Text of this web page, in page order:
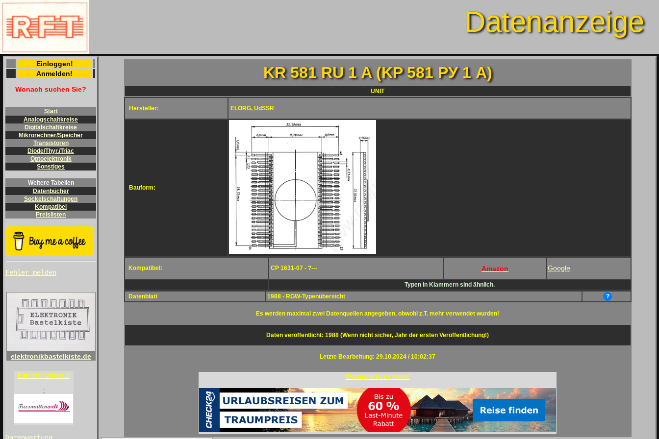
Datenanzeige
Einloggen!
Anmelden!
Wonach suchen Sie?
Start
Analogschaltkreise
Digitalschaltkreise
Mikrorechner/Speicher
Transistoren
Diode/Thyr./Triac
Optoelektronik
Sonstiges
Weitere Tabellen
Datenbücher
Sockelschaltungen
Kompatibel
Preislisten
Fehler melden
elektronikbastelkiste.de
Bitte hier abtreten!
;
KR 581 RU 1 A (KP 581 PУ 1 A)
UNIT
Hersteller: ELORG, UdSSR
Bauform:
Kompatibel: CP 1631-07 - ?--- Amazon Google
Typen in Klammern sind ähnlich.
Datenblatt
1988 - RGW-Typenübersicht ?
Es werden maximal zwei Datenquellen angegeben, obwohl z.T. mehr verwendet wurden!
Daten veröffentlicht: 1988 (Wenn nicht sicher, Jahr der ersten Veröffentlichung!)
Letzte Bearbeitung: 29.10.2024 / 10:02:37
Woanders ist es warm!